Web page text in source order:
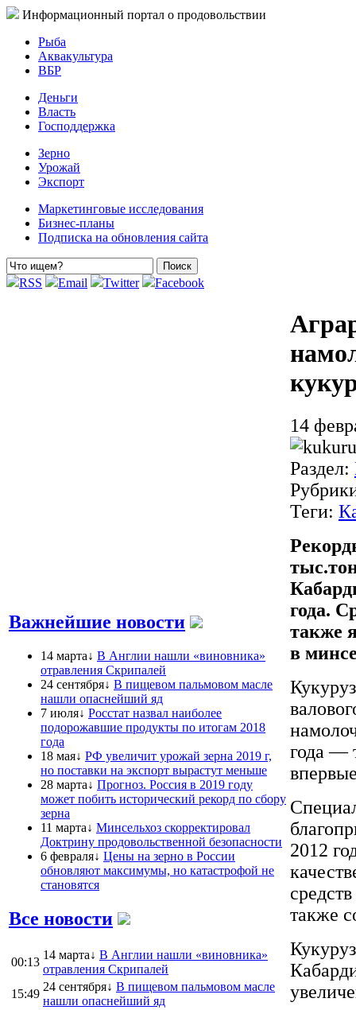
Информационный портал о продовольствии
Рыба
Аквакультура
ВБР
Деньги
Власть
Господдержка
Зерно
Урожай
Экспорт
Маркетинговые исследования
Бизнес-планы
Подписка на обновления сайта
RSS Email Twitter Facebook
Важнейшие новости
14 марта↓ В Англии нашли «виновника»
отравления Скрипалей
24 сентября↓ В пищевом пальмовом масле
нашли опаснейший яд
7 июля↓ Росстат назвал наиболее
подорожавшие продукты по итогам 2018
года
18 мая↓ РФ увеличит урожай зерна 2019 г,
но поставки на экспорт вырастут меньше
28 марта↓ Прогноз. Россия в 2019 году
может побить исторический рекорд по сбору
зерна
11 марта↓ Минсельхоз скорректировал
Доктрину продовольственной безопасности
6 февраля↓ Цены на зерно в России
обновляют максимумы, но катастрофой не
становятся
Все новости
00:13
14 марта↓ В Англии нашли «виновника»
отравления Скрипалей
15:49
24 сентября↓ В пищевом пальмовом масле
нашли опаснейший яд
14
Раздел:
Теги:
года.
также
в
года —
2012
также